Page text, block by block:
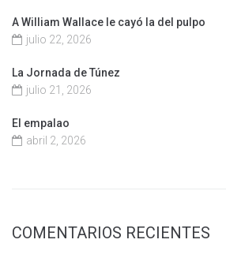
A William Wallace le cayó la del pulpo
julio 22, 2026
La Jornada de Túnez
julio 21, 2026
El empalao
abril 2, 2026
COMENTARIOS RECIENTES